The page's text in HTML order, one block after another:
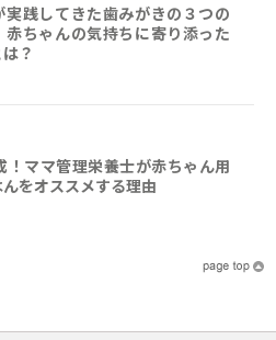
実践してきた歯みがきの３つの
赤ちゃんの気持ちに寄り添った
？
！ママ管理栄養士が赤ちゃん用
をオススメする理由